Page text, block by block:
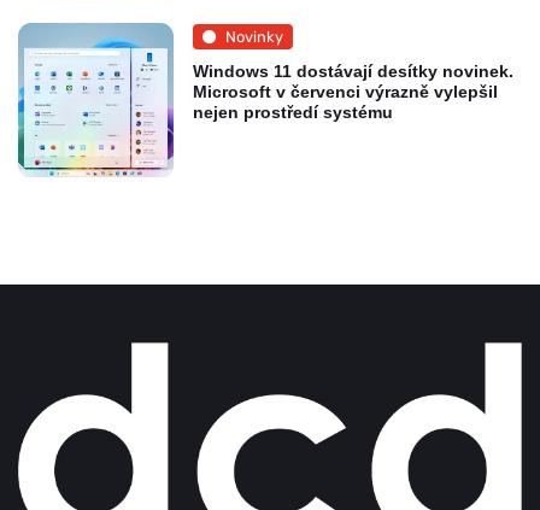
Novinky
Windows 11 dostávají desítky novinek.
Microsoft v červenci výrazně vylepšil
nejen prostředí systému